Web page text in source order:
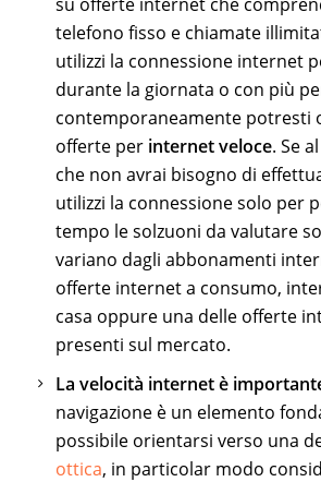
telefono fisso e chiamate
utilizzi la connessione internet
durante la giornata o con più
contemporaneamente potresti
offerte per internet veloce. Se
che non avrai bisogno di
utilizzi la connessione solo per
tempo le solzuoni da valutare
variano dagli abbonamenti
offerte internet a consumo,
casa oppure una delle offerte
presenti sul mercato.
La velocità internet è
navigazione è un elemento
possibile orientarsi verso una
ottica, in particolar modo